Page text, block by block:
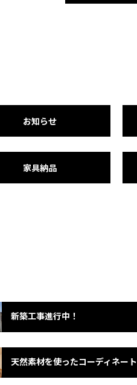
お知らせ
家具納品
新築工事進行中！
天然素材を使ったコーディネート